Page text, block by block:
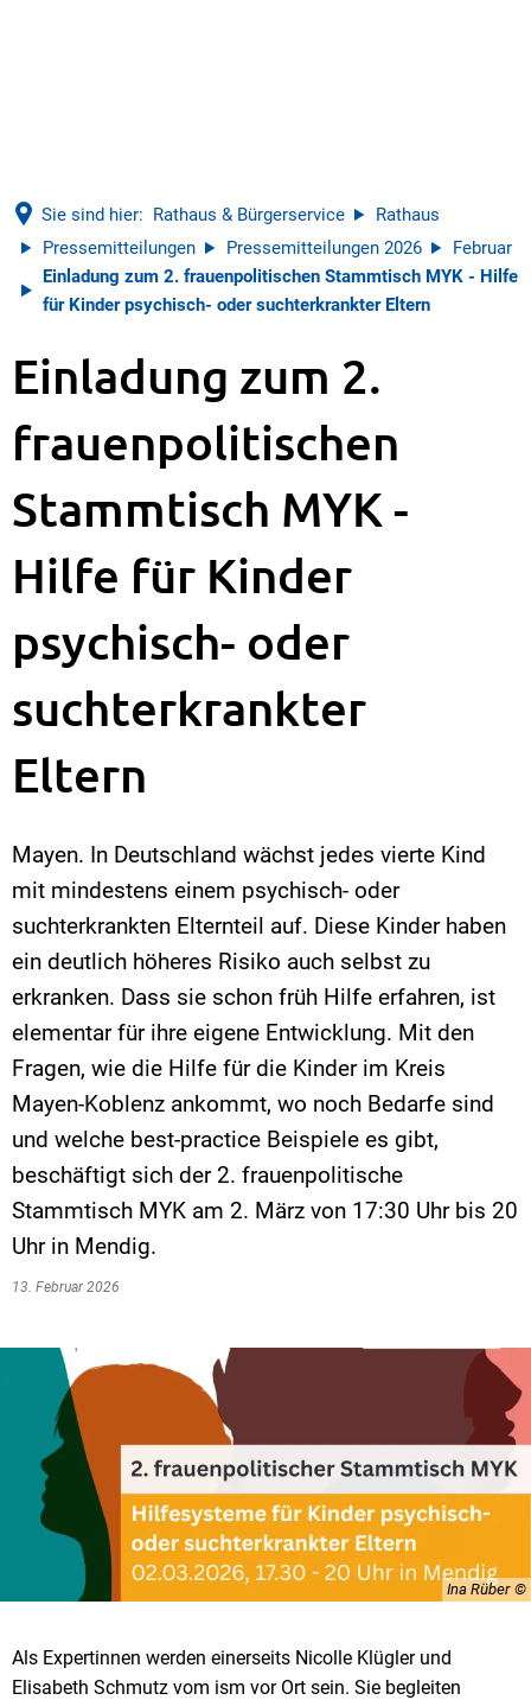
Sie sind hier: Rathaus & Bürgerservice
Rathaus
Pressemitteilungen
Pressemitteilungen 2026
Februar
Einladung zum 2. frauenpolitischen Stammtisch MYK - Hilfe
für Kinder psychisch- oder suchterkrankter Eltern
Einladung zum 2.
frauenpolitischen
Stammtisch MYK -
Hilfe für Kinder
psychisch- oder
suchterkrankter
Eltern
Mayen. In Deutschland wächst jedes vierte Kind
mit mindestens einem psychisch- oder
suchterkrankten Elternteil auf. Diese Kinder haben
ein deutlich höheres Risiko auch selbst zu
erkranken. Dass sie schon früh Hilfe erfahren, ist
elementar für ihre eigene Entwicklung. Mit den
Fragen, wie die Hilfe für die Kinder im Kreis
Mayen-Koblenz ankommt, wo noch Bedarfe sind
und welche best-practice Beispiele es gibt,
beschäftigt sich der 2. frauenpolitische
Stammtisch MYK am 2. März von 17:30 Uhr bis 20
Uhr in Mendig.
13. Februar 2026
Ina Rüber
Als Expertinnen werden einerseits Nicolle Klügler und
Elisabeth Schmutz vom ism vor Ort sein. Sie begleiten